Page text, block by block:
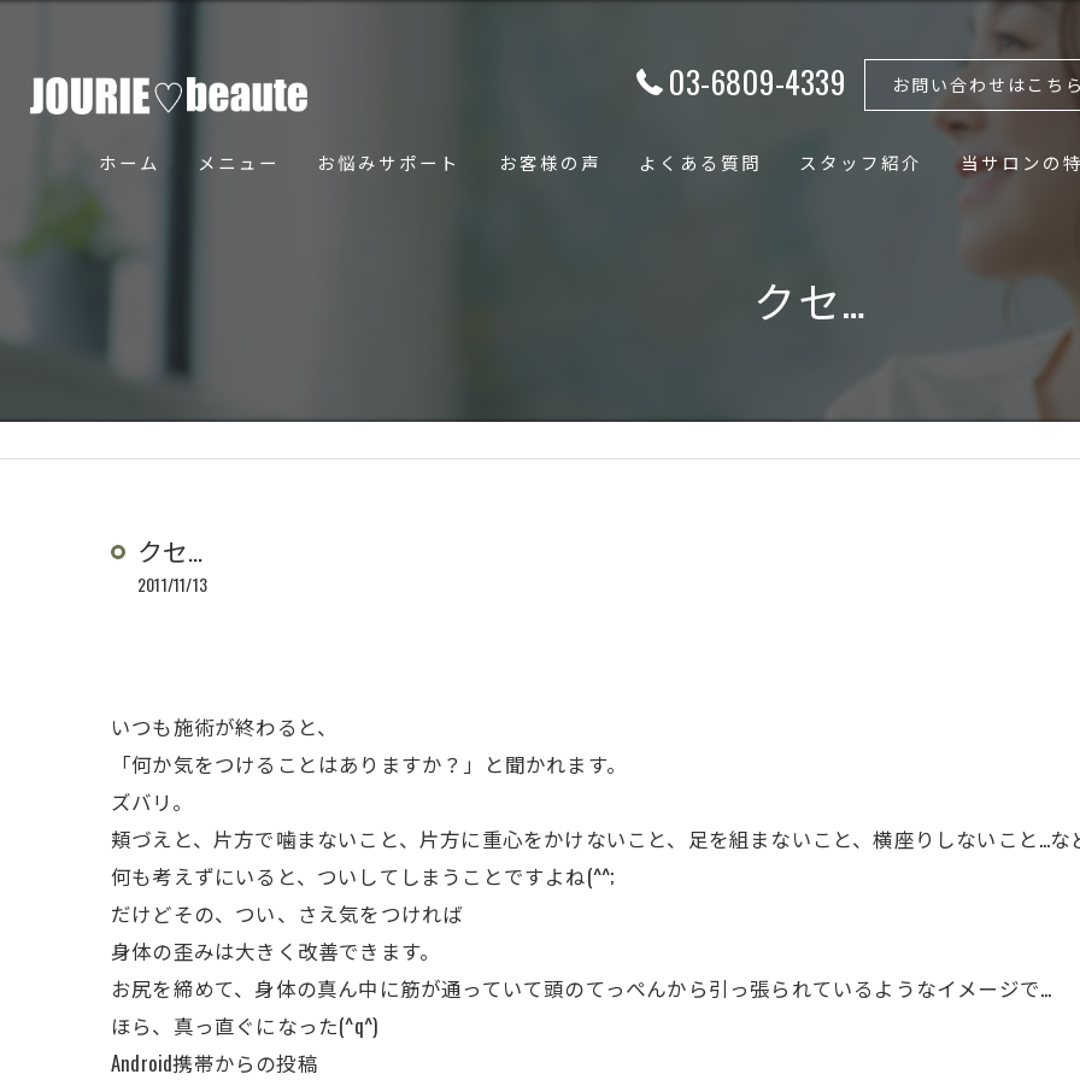
03-6809-4339 お問い合わせはこちら
ホーム メニュー お悩みサポート お客様の声 よくある質問 スタッフ紹介 当サロンの
小顔
クセ…
クセ…
2011/11/13
いつも施術が終わると、
「何か気をつけることはありますか？」と聞かれます。
ズバリ。
頬づえと、片方で噛まないこと、片方に重心をかけないこと、足を組まないこと、横座りしないこと…な
何も考えずにいると、ついしてしまうことですよね(^^;
だけどその、つい、さえ気をつければ
身体の歪みは大きく改善できます。
お尻を締めて、身体の真ん中に筋が通っていて頭のてっぺんから引っ張られているようなイメージで…
ほら、真っ直ぐになった(^q^)
Android携帯からの投稿